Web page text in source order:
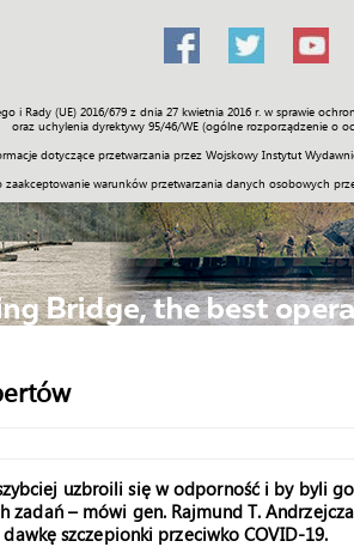
i Rady (UE) 2016/679 z dnia 27 kwietnia 2016 r. w sprawie
oraz uchylenia dyrektywy 95/46/WE (ogólne rozporządzenie o
dotyczące przetwarzania przez Wojskowy Instytut
zaakceptowanie warunków przetwarzania danych osobowych
Świat Społeczność Sport Historia
uzbroili się w odporność i by byli
– mówi gen. Rajmund T.
szczepionki przeciwko COVID-19.